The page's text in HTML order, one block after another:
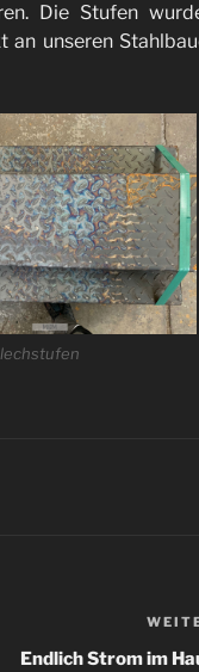
Die Stufen
an unseren
Endlich Strom im